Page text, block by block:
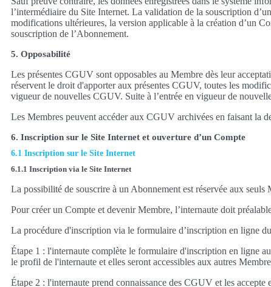
l’intermédiaire du Site Internet. La validation de la souscription
modifications ultérieures, la version applicable à la création d’un
souscription de l’Abonnement.
5. Opposabilité
Les présentes CGUV sont opposables au Membre dès leur
réservent le droit d'apporter aux présentes CGUV, toutes les
vigueur de nouvelles CGUV. Suite à l’entrée en vigueur de
Les Membres peuvent accéder aux CGUV archivées en faisant la
6. Inscription sur le Site Internet et ouverture d’un Compte
6.1 Inscription sur le Site Internet
6.1.1 Inscription via le Site Internet
La possibilité de souscrire à un Abonnement est réservée aux seuls
Pour créer un Compte et devenir Membre, l’internaute doit
La procédure d'inscription via le formulaire d’inscription en ligne
Étape 1 : l'internaute complète le formulaire d'inscription en ligne
le profil de l'internaute et elles seront accessibles aux autres
Étape 2 : l'internaute prend connaissance des CGUV et les